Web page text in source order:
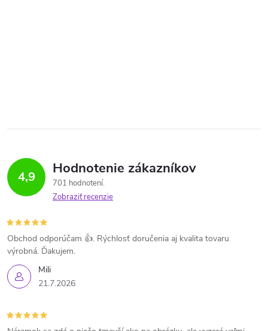
4,9 Hodnotenie zákazníkov
701 hodnotení
Zobraziť recenzie
Mili
21.7.2026
Obchod odporúčam 👍. Rýchlosť doručenia aj kvalita tovaru
výrobná. Ďakujem.